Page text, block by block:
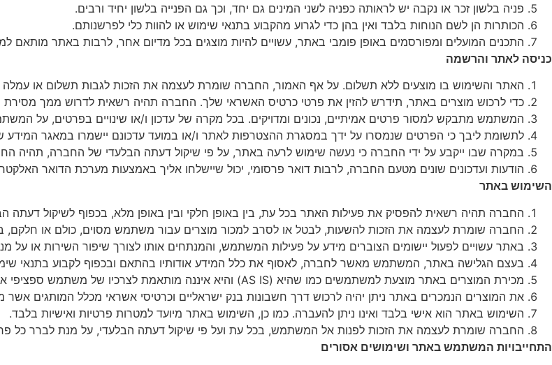
פניה בלשון זכר או נקבה יש לראותה כפניה לשני המינים גם יחד, וכך גם הפנייה בלשון יחיד ורבים.
הכותרות הן לשם הנוחות בלבד ואין בהן כדי לגרוע מהקבוע בתנאי שימוש או להוות כלי לפרשנותם.
התכנים המועלים ומפורסמים באופן פומבי באתר, עשויים להיות מוצגים בכל מדיום אחר, לרבות באתר מותאם
כניסה לאתר והרשמה
האתר והשימוש בו מוצעים ללא תשלום. על אף האמור, החברה שומרת לעצמה את הזכות לגבות תשלום או עמלה
כדי לרכוש מוצרים באתר, תידרש להזין את פרטי כרטיס האשראי שלך. החברה תהיה רשאית לדרוש ממך מסירת
המשתמש מתבקש למסור פרטים אמיתיים, נכונים ומדויקים. בכל מקרה של עדכון ו/או שינויים בפרטים, על
לתשומת ליבך כי הפרטים שנמסרו על ידך במסגרת ההצטרפות לאתר ו/או במועד עדכונם יישמרו במאגר המידע
במקרה שבו ייקבע על ידי החברה כי נעשה שימוש לרעה באתר, על פי שיקול דעתה הבלעדי של החברה, תהיה
הודעות ועדכונים שונים מטעם החברה, לרבות דואר פרסומי, יכול שיישלחו אליך באמצעות מערכת הדואר
השימוש באתר
החברה תהיה רשאית להפסיק את פעילות האתר בכל עת, בין באופן חלקי ובין באופן מלא, בכפוף לשיקול דעתה
החברה שומרת לעצמה את הזכות להשעות, לבטל או לסרב למכור מוצרים עבור משתמש מסוים, כולם או חלקם,
באתר עשויים לפעול יישומים הצוברים מידע על פעילות המשתמש, והמנתחים אותו לצורך שיפור השירות או על
בעצם הגלישה באתר, המשתמש מאשר לחברה, לאסוף את כלל המידע אודותיו בהתאם ובכפוף לקבוע בתנאי
מכירת המוצרים באתר מוצעת למשתמשים כמו שהיא (AS IS) והיא איננה מותאמת לצרכיו של משתמש ספציפי
את המוצרים הנמכרים באתר ניתן יהיה לרכוש דרך חשבונות בנק ישראליים וכרטיסי אשראי מכלל המותגים אשר
השימוש באתר הוא אישי בלבד ואינו ניתן להעברה. כמו כן, השימוש באתר מיועד למטרות פרטיות ואישיות בלבד.
החברה שומרת לעצמה את הזכות לפנות אל המשתמש, בכל עת ועל פי שיקול דעתה הבלעדי, על מנת לברר כל
התחייבויות המשתמש באתר ושימושים אסורים